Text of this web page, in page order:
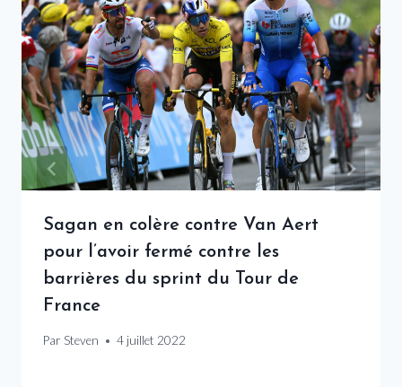
Sagan en colère contre Van Aert
pour l’avoir fermé contre les
barrières du sprint du Tour de
France
Par Steven 4 juillet 2022